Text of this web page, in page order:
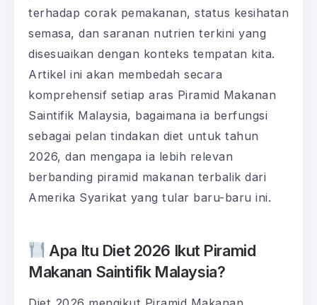
terhadap corak pemakanan, status kesihatan
semasa, dan saranan nutrien terkini yang
disesuaikan dengan konteks tempatan kita.
Artikel ini akan membedah secara
komprehensif setiap aras Piramid Makanan
Saintifik Malaysia, bagaimana ia berfungsi
sebagai pelan tindakan diet untuk tahun
2026, dan mengapa ia lebih relevan
berbanding piramid makanan terbalik dari
Amerika Syarikat yang tular baru-baru ini.
Apa Itu Diet 2026 Ikut Piramid
Makanan Saintifik Malaysia?